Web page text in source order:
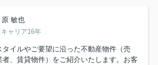
原 敏也
ャリア16年
タイルやご要望に沿った不動産物件（売
、賃貸物件）をご紹介いたします。お客